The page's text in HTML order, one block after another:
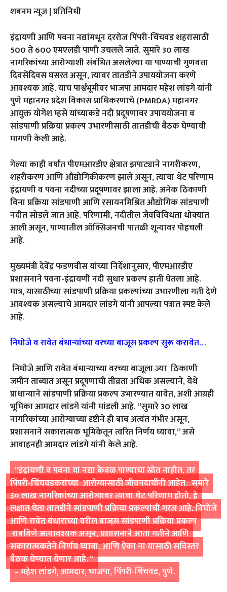
शबनम न्यूज | प्रतिनिधी
इंद्रायणी आणि पवना नद्यांमधून दररोज पिंपरी-चिंचवड शहरासाठी
500 ते 600 एमएलडी पाणी उचलले जाते. सुमारे 30 लाख
नागरिकांच्या आरोग्याशी संबंधित असलेल्या या पाण्याची गुणवत्ता
दिवसेंदिवस घसरत असून, त्यावर तातडीने उपाययोजना करणे
आवश्यक आहे. याच पार्श्वभूमीवर भाजपा आमदार महेश लांडगे यांनी
पुणे महानगर प्रदेश विकास प्राधिकरणाचे (PMRDA) महानगर
आयुक्त योगेश म्हसे यांच्याकडे नदी प्रदूषणावर उपाययोजना व
सांडपाणी प्रक्रिया प्रकल्प उभारणीसाठी तातडीची बैठक घेण्याची
मागणी केली आहे.
गेल्या काही वर्षांत पीएमआरडीए क्षेत्रात झपाट्याने नागरीकरण,
शहरीकरण आणि औद्योगिकीकरण झाले असून, त्याचा थेट परिणाम
इंद्रायणी व पवना नदीच्या प्रदूषणावर झाला आहे. अनेक ठिकाणी
विना प्रक्रिया सांडपाणी आणि रसायनमिश्रित औद्योगिक सांडपाणी
नदीत सोडले जात आहे. परिणामी, नदीतील जैवविविधता धोक्यात
आली असून, पाण्यातील ऑक्सिजनची पातळी शून्यावर पोहचली
आहे.
मुख्यमंत्री देवेंद्र फडणवीस यांच्या निर्देशानुसार, पीएमआरडीए
प्रशासनाने पवना-इंद्रायणी नदी सुधार प्रकल्प हाती घेतला आहे.
मात्र, यासाठीच्या सांडपाणी प्रक्रिया प्रकल्पांच्या उभारणीला गती देणे
आवश्यक असल्याचे आमदार लांडगे यांनी आपल्या पत्रात स्पष्ट केले
आहे.
निघोजे व रावेत बंधाऱ्यांच्या वरच्या बाजूस प्रकल्प सुरू करावेत…
निघोजे आणि रावेत बंधाऱ्याच्या वरच्या बाजूला ज्या ठिकाणी
जमीन ताब्यात असून प्रदूषणाची तीव्रता अधिक असल्याने, येथे
प्राधान्याने सांडपाणी प्रक्रिया प्रकल्प उभारण्यात यावेत, अशी आग्रही
भूमिका आमदार लांडगे यांनी मांडली आहे. “सुमारे 30 लाख
नागरिकांच्या आरोग्याच्या दृष्टीने ही बाब अत्यंत गंभीर असून,
प्रशासनाने सकारात्मक भूमिकेतून त्वरित निर्णय घ्यावा,” असे
आवाहनही आमदार लांडगे यांनी केले आहे.
“इंद्रायणी व पवना या नद्या केवळ पाण्याचा स्रोत नाहीत, तर
पिंपरी-चिंचवडकरांच्या आरोग्यासाठी जीवनदायींनी आहेत. सुमारे
३० लाख नागरिकांच्या आरोग्यावर त्याचा थेट परिणाम होतो, हे
लक्षात घेता तातडीने सांडपाणी प्रक्रिया प्रकल्पांची गरज आहे. निघोजे
आणि रावेत बंधाराच्या वरील बाजूस सांडपाणी प्रक्रिया प्रकल्प
राबविणे अत्यावश्यक असून, प्रशासनाने आता गतीने आणि
सकारात्मकतेने निर्णय घ्यावा. आणि ऐका ना यासाठी सविस्तर
बैठक घेण्यात येणार आहे. “
– महेश लांडगे, आमदार, भाजपा, पिंपरी-चिंचवड, पुणे.